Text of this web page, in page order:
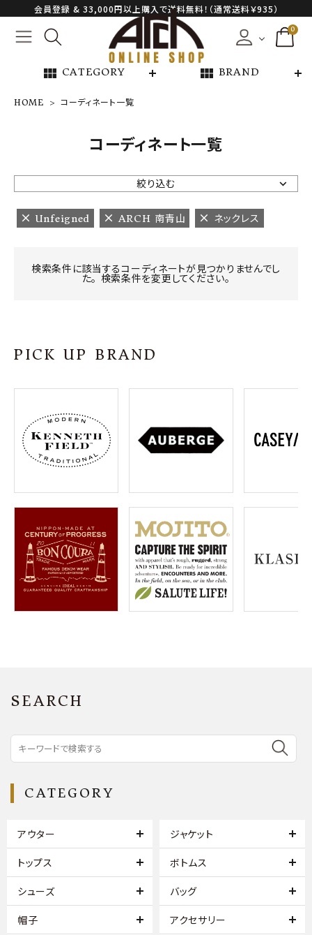
会員登録 & 33,000円以上購入で送料無料！（通常送料￥935）
0
view_module CATEGORY view_module BRAND
NEW ARRIVAL
ARCH EXCLUSIVE
BRAND
INFORMATION
ご利用ガイド
プライバシーポリシー
特定商取引法について
お問い合わせ
OFFICIAL WEB SITE
ACCOUNT MENU
ようこそ ゲスト 様
meeting_room ログイン 会員登録
HOME コーディネート一覧
コーディネート一覧
絞り込む
Unfeigned ARCH 南青山 ネックレス
検索条件に該当するコーディネートが見つかりませんでし
た。 検索条件を変更してください。
PICK UP BRAND
SEARCH
CATEGORY
アウター ジャケット
トップス ボトムス
シューズ バッグ
帽子 アクセサリー